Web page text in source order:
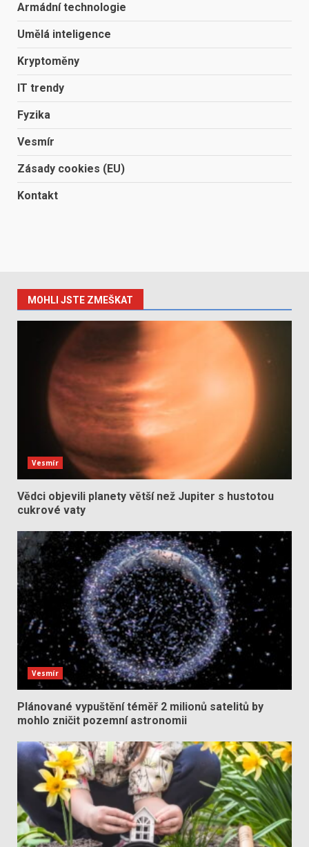
Armádní technologie
Umělá inteligence
Kryptoměny
IT trendy
Fyzika
Vesmír
Zásady cookies (EU)
Kontakt
MOHLI JSTE ZMEŠKAT
Vesmír
Vědci objevili planety větší než Jupiter s hustotou
cukrové vaty
Vesmír
Plánované vypuštění téměř 2 milionů satelitů by
mohlo zničit pozemní astronomii